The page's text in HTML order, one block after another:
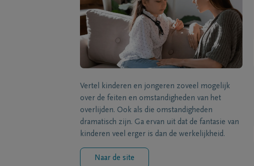
Vertel kinderen en jongeren zoveel mogelijk
over de feiten en omstandigheden van het
overlijden. Ook als die omstandigheden
dramatisch zijn. Ga ervan uit dat de fantasie van
kinderen veel erger is dan de werkelijkheid.
Naar de site